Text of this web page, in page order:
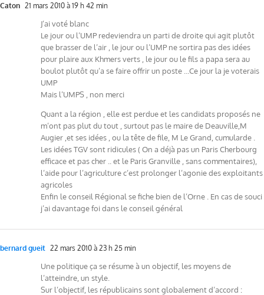
Caton 21 mars 2010 à 19 h 42 min
J’ai voté blanc
Le jour ou l’UMP redeviendra un parti de droite qui agit plutôt
que brasser de l’air , le jour ou l’UMP ne sortira pas des idées
pour plaire aux Khmers verts , le jour ou le fils a papa sera au
boulot plutôt qu’a se faire offrir un poste …Ce jour la je voterais
UMP
Mais l’UMPS , non merci
Quant a la région , elle est perdue et les candidats proposés ne
m’ont pas plut du tout , surtout pas le maire de Deauville,M
Augier ,et ses idées , ou la tête de file, M Le Grand, cumularde .
Les idées TGV sont ridicules ( On a déjà pas un Paris Cherbourg
efficace et pas cher .. et le Paris Granville , sans commentaires),
l’aide pour l’agriculture c’est prolonger l’agonie des exploitants
agricoles
Enfin le conseil Régional se fiche bien de l’Orne . En cas de souci
j’ai davantage foi dans le conseil général
bernard gueit 22 mars 2010 à 23 h 25 min
Une politique ça se résume à un objectif, les moyens de
l’atteindre, un style.
Sur l’objectif, les républicains sont globalement d’accord :